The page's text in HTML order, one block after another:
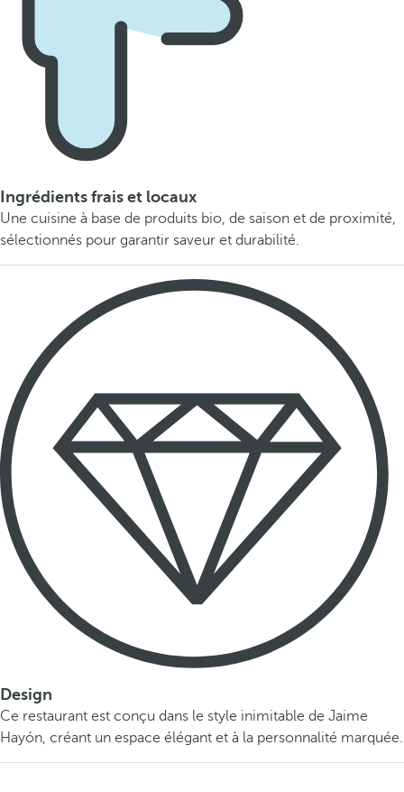
Ingrédients frais et locaux
Une cuisine à base de produits bio, de saison et de proximité,
sélectionnés pour garantir saveur et durabilité.
Design
Ce restaurant est conçu dans le style inimitable de Jaime
Hayón, créant un espace élégant et à la personnalité marquée.